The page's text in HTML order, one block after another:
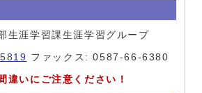
生涯学習課生涯学習グループ
ファックス: 0587-66-6380
違いにご注意ください！